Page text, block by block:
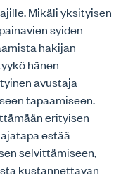
Mikäli yksityisen
syiden
hakijan
hänen
avustaja
tapaamiseen.
erityisen
estää
selvittämiseen,
kustannettavan